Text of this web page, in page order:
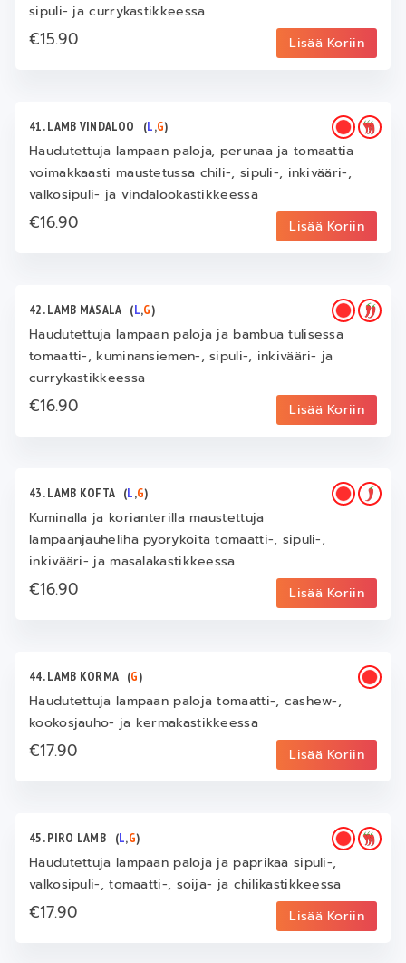
sipuli- ja currykastikkeessa
€15.90 Lisää Koriin
41. LAMB VINDALOO (L,G)
Haudutettuja lampaan paloja, perunaa ja tomaattia
voimakkaasti maustetussa chili-, sipuli-, inkivääri-,
valkosipuli- ja vindalookastikkeessa
€16.90 Lisää Koriin
42. LAMB MASALA (L,G)
Haudutettuja lampaan paloja ja bambua tulisessa
tomaatti-, kuminansiemen-, sipuli-, inkivääri- ja
currykastikkeessa
€16.90 Lisää Koriin
43. LAMB KOFTA (L,G)
Kuminalla ja korianterilla maustettuja
lampaanjauheliha pyöryköitä tomaatti-, sipuli-,
inkivääri- ja masalakastikkeessa
€16.90 Lisää Koriin
44. LAMB KORMA (G)
Haudutettuja lampaan paloja tomaatti-, cashew-,
kookosjauho- ja kermakastikkeessa
€17.90 Lisää Koriin
45. PIRO LAMB (L,G)
Haudutettuja lampaan paloja ja paprikaa sipuli-,
valkosipuli-, tomaatti-, soija- ja chilikastikkeessa
€17.90 Lisää Koriin